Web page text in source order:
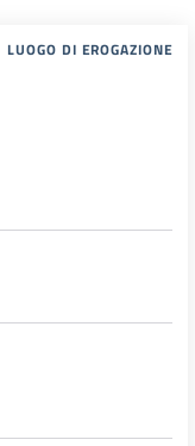
LUOGO DI EROGAZIONE